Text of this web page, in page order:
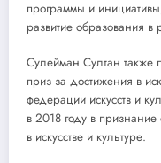
программы и
развитие образования в
Сулейман Султан
приз за достижения в
федерации искусств и
в 2018 году в
в искусстве и культуре.